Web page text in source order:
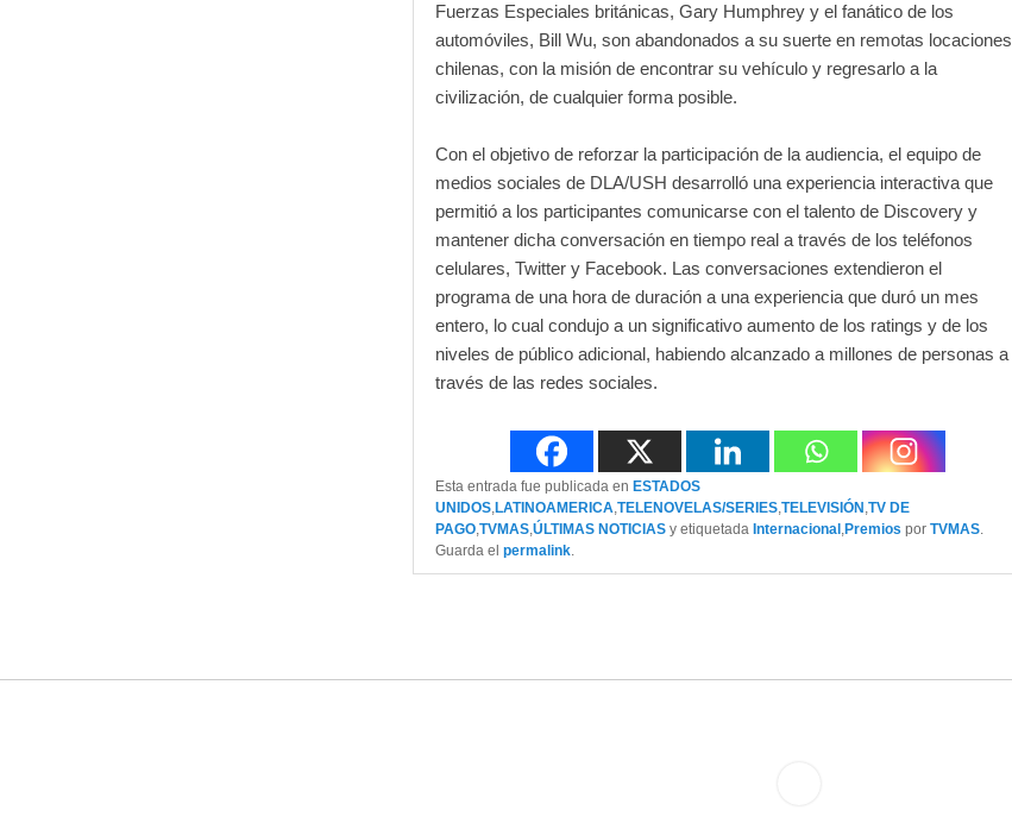
Fuerzas Especiales británicas, Gary Humphrey y el fanático de los
automóviles, Bill Wu, son abandonados a su suerte en remotas locaciones
chilenas, con la misión de encontrar su vehículo y regresarlo a la
civilización, de cualquier forma posible.
Con el objetivo de reforzar la participación de la audiencia, el equipo de
medios sociales de DLA/USH desarrolló una experiencia interactiva que
permitió a los participantes comunicarse con el talento de Discovery y
mantener dicha conversación en tiempo real a través de los teléfonos
celulares, Twitter y Facebook. Las conversaciones extendieron el
programa de una hora de duración a una experiencia que duró un mes
entero, lo cual condujo a un significativo aumento de los ratings y de los
niveles de público adicional, habiendo alcanzado a millones de personas a
través de las redes sociales.
Esta entrada fue publicada en ESTADOS
UNIDOS LATINOAMERICA TELENOVELAS/SERIES TELEVISIÓN TV DE
PAGO TVMAS ÚLTIMAS NOTICIAS y etiquetada Internacional Premios por TVMAS
Guarda el permalink